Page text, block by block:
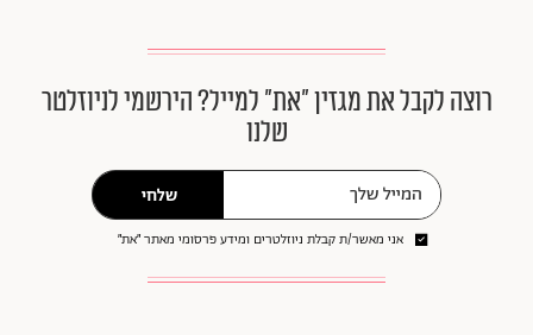
רוצה לקבל את מגזין ״את״ למייל? הירשמי לניוזלטר
שלנו
שלחי
אני מאשר/ת קבלת ניוזלטרים ומידע פרסומי מאתר ״את״